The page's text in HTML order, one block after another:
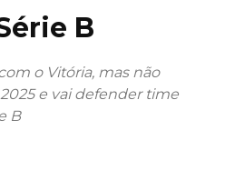
B
o Vitória, mas não
e vai defender time
B